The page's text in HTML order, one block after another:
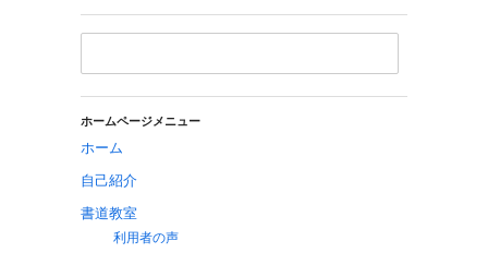
ホームページメニュー
ホーム
自己紹介
書道教室
利用者の声